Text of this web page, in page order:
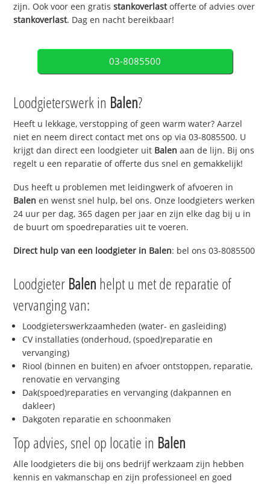
zijn. Ook voor een gratisstankoverlastofferte of advies over
stankoverlast. Dag en nacht bereikbaar!
03-8085500
Loodgieterswerk in Balen?
Heeft u lekkage, verstopping of geen warm water? Aarzel
niet en neem direct contact met ons op via 03-8085500. U
krijgt dan direct een loodgieter uit Balen aan de lijn. Bij ons
regelt u een reparatie of offerte dus snel en gemakkelijk!
Dus heeft u problemen met leidingwerk of afvoeren in
Balen en wenst snel hulp, bel ons. Onze loodgieters werken
24 uur per dag, 365 dagen per jaar en zijn elke dag bij u in
de buurt om spoedreparaties uit te voeren.
Direct hulp van een loodgieter in Balen: bel ons 03-8085500
Loodgieter Balen helpt u met de reparatie of
vervanging van:
Loodgieterswerkzaamheden (water- en gasleiding)
CV installaties (onderhoud, (spoed)reparatie en
vervanging)
Riool (binnen en buiten) en afvoer ontstoppen, reparatie,
renovatie en vervanging
Dak(spoed)reparaties en vervanging (dakpannen en
dakleer)
Dakgoten reparatie en schoonmaken
Top advies, snel op locatie in Balen
Alle loodgieters die bij ons bedrijf werkzaam zijn hebben
kennis en vakmanschap en zijn professioneel en goed